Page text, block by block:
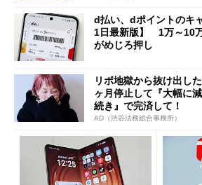
d払い、dポイントのキ
1日最新版】 1万～10
がめじろ押し
リボ地獄から抜け出し
ヶ月停止して『大幅に
続き』で完済して！
AD（渋谷法務総合事務所）